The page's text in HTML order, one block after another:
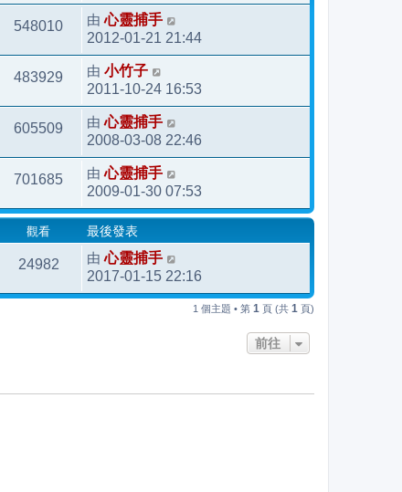
548010 由心靈捕手
2012-01-21 21:44
483929 由 小竹子
2011-10-24 16:53
605509 由心靈捕手
2008-03-08 22:46
701685 由心靈捕手
2009-01-30 07:53
觀看 最後發表
24982 由心靈捕手
2017-01-15 22:16
1 個主題 • 第 1 頁 (共 1 頁)
前往